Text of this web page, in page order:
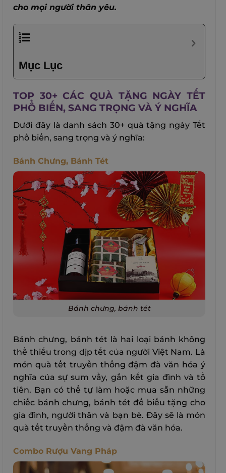
cho mọi người thân yêu.
Mục Lục
TOP 30+ CÁC QUÀ TẶNG NGÀY TẾT
PHỔ BIẾN, SANG TRỌNG VÀ Ý NGHĨA
Dưới đây là danh sách 30+ quà tặng ngày Tết
phổ biến, sang trọng và ý nghĩa:
Bánh Chưng, Bánh Tét
Bánh chưng, bánh tét
Bánh chưng, bánh tét là hai loại bánh không
thể thiếu trong dịp tết của người Việt Nam. Là
món quà tết truyền thống đậm đà văn hóa ý
nghĩa của sự sum vầy, gắn kết gia đình và tổ
tiên. Bạn có thể tự làm hoặc mua sẵn những
chiếc bánh chưng, bánh tét để biếu tặng cho
gia đình, người thân và bạn bè. Đây sẽ là món
quà tết truyền thống và đậm đà văn hóa.
Combo Rượu Vang Pháp